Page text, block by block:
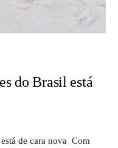
do Brasil está
de cara nova Com